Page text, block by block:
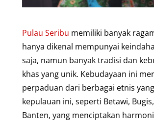
Pulau Seribu memiliki banyak
hanya dikenal mempunyai
saja, namun banyak tradisi dan
khas yang unik. Kebudayaan ini
perpaduan dari berbagai etnis
kepulauan ini, seperti Betawi,
Banten, yang menciptakan